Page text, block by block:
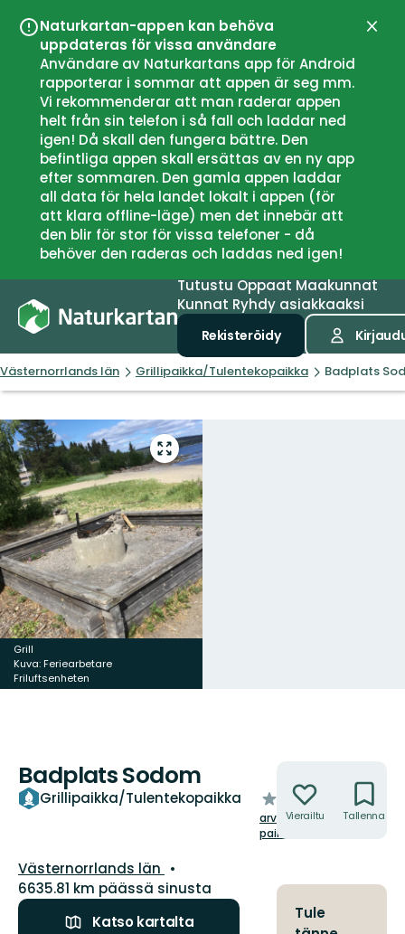
Naturkartan-appen kan behöva
uppdateras för vissa användare
Användare av Naturkartans app för Android
rapporterar i sommar att appen är seg mm.
Vi rekommenderar att man raderar appen
helt från sin telefon i så fall och laddar ned
igen! Då skall den fungera bättre. Den
befintliga appen skall ersättas av en ny app
efter sommaren. Den gamla appen laddar
all data för hela landet lokalt i appen (för
att klara offline-läge) men det innebär att
den blir för stor för vissa telefoner - då
behöver den raderas och laddas ned igen!
Sulje
TutustuOppaatMaakunnat
Kunnat Ryhdy asiakkaaksi
Rekisteröidy
Västernorrlands län Grillipaikka/Tulentekopaikka Badplats
Siirry
koko
näytön
alueelle
Grill
Kuva: Feriearbetare
Friluftsenheten
Badplats Sodom
Grillipaikka/Tulentekopaikka
/5
tähteä
arvioi tämä
paikka!
Kunta:
Västernorrlands län
6635.81 km päässä sinusta
Katso kartalta
Vierailtu Tallenna
Tule